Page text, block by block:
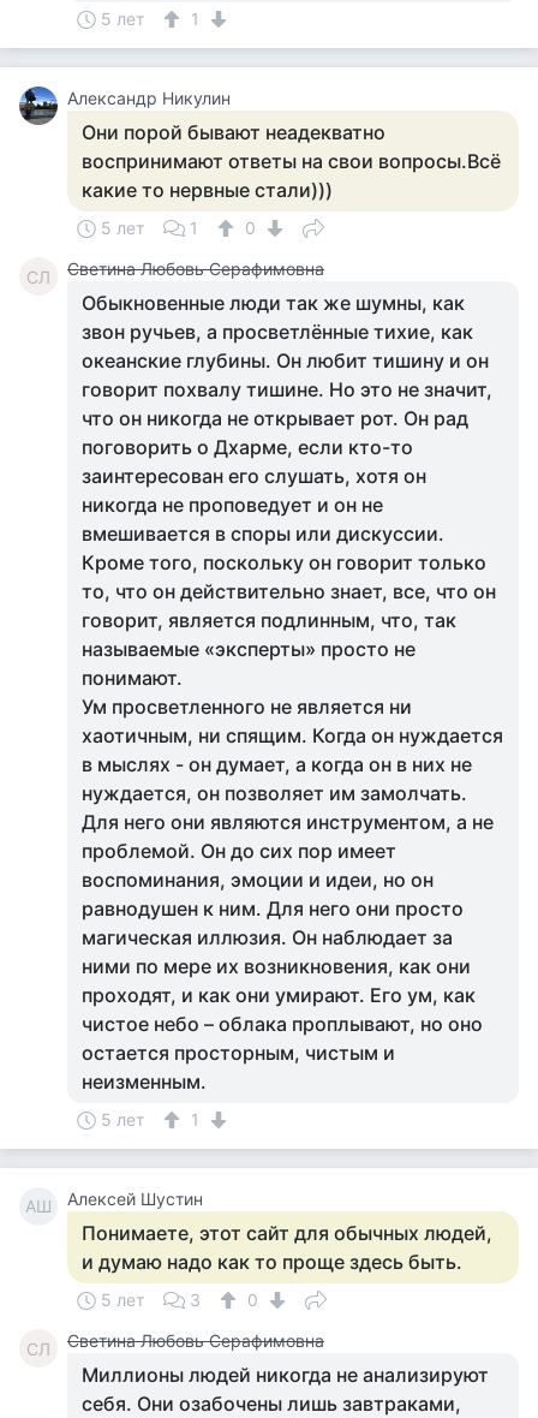
5 лет 1
Алекcандр Никулин
Они порой бывают неадекватно
воспринимают ответы на свои вопросы.Всё
какие то нервные стали)))
5 лет 1 0
СЛ Светина Любовь Серафимовна
Обыкновенные люди так же шумны, как
звон ручьев, а просветлённые тихие, как
океанские глубины. Он любит тишину и он
говорит похвалу тишине. Но это не значит,
что он никогда не открывает рот. Он рад
поговорить о Дхарме, если кто-то
заинтересован его слушать, хотя он
никогда не проповедует и он не
вмешивается в споры или дискуссии.
Кроме того, поскольку он говорит только
то, что он действительно знает, все, что он
говорит, является подлинным, что, так
называемые «эксперты» просто не
понимают.
Ум просветленного не является ни
хаотичным, ни спящим. Когда он нуждается
в мыслях - он думает, а когда он в них не
нуждается, он позволяет им замолчать.
Для него они являются инструментом, а не
проблемой. Он до сих пор имеет
воспоминания, эмоции и идеи, но он
равнодушен к ним. Для него они просто
магическая иллюзия. Он наблюдает за
ними по мере их возникновения, как они
проходят, и как они умирают. Его ум, как
чистое небо – облака проплывают, но оно
остается просторным, чистым и
неизменным.
5 лет 1
АШ Алексей Шустин
Понимаете, этот сайт для обычных людей,
и думаю надо как то проще здесь быть.
5 лет 3 0
СЛ Светина Любовь Серафимовна
Миллионы людей никогда не анализируют
себя. Они озабочены лишь завтраками,